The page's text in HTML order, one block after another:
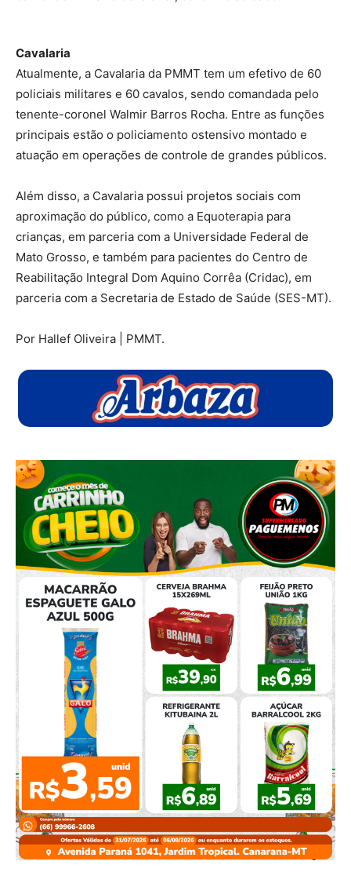
Cavalaria
Atualmente, a Cavalaria da PMMT tem um efetivo de 60
policiais militares e 60 cavalos, sendo comandada pelo
tenente-coronel Walmir Barros Rocha. Entre as funções
principais estão o policiamento ostensivo montado e
atuação em operações de controle de grandes públicos.
Além disso, a Cavalaria possui projetos sociais com
aproximação do público, como a Equoterapia para
crianças, em parceria com a Universidade Federal de
Mato Grosso, e também para pacientes do Centro de
Reabilitação Integral Dom Aquino Corrêa (Cridac), em
parceria com a Secretaria de Estado de Saúde (SES-MT).
Por Hallef Oliveira | PMMT.